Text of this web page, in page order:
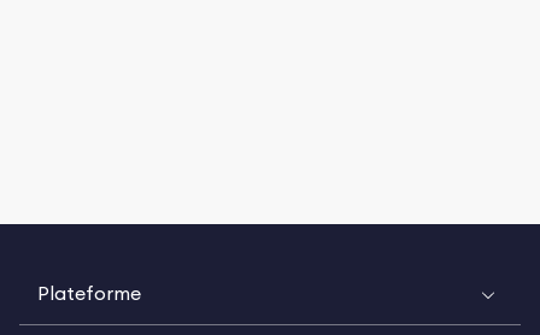
Plateforme